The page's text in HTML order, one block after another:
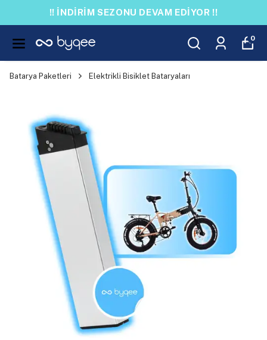
!! İNDİRİM SEZONU DEVAM EDİYOR !!
0
Batarya Paketleri Elektrikli Bisiklet Bataryaları